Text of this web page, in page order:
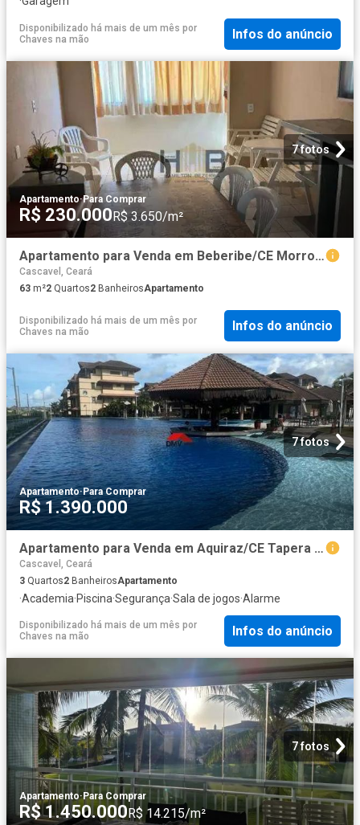
Disponibilizado há mais de um mês por
Chaves na mão
Infos do anúncio
7 fotos
Apartamento·Para Comprar
R$ 230.000R$ 3.650/m²
Apartamento para Venda em Beberibe/CE Morro Branco 2 Quartos
Cascavel, Ceará
63 m²2 Quartos2 BanheirosApartamento
Disponibilizado há mais de um mês por
Chaves na mão
Infos do anúncio
7 fotos
Apartamento·Para Comprar
R$ 1.390.000
Apartamento para Venda em Aquiraz/CE Tapera 3 Quartos
Cascavel, Ceará
3 Quartos2 BanheirosApartamento
·Academia·Piscina·Segurança·Sala de jogos·Alarme
Disponibilizado há mais de um mês por
Chaves na mão
Infos do anúncio
7 fotos
Apartamento·Para Comprar
R$ 1.450.000 R$ 14.215/m²